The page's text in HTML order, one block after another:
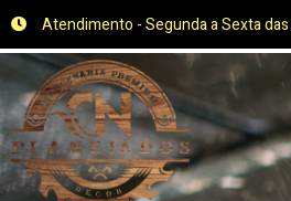
Atendimento - Segunda a Sexta